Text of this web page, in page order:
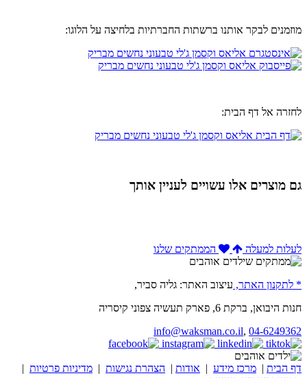
מוזמנים לבקר אותנו ברשתות החברתיות בלחיצה על הלוגו:
לחזרה אל דף הבית:
גם מוצרים אלו עשויים לעניין אותך
לעלות למעלה הממתקים שלנו
* לתקנון האתר, עיצוב האתר: גליה סביר,
חנות היבואן, ברקת 6, פארק תעשיה צפוני קיסריה
info@waksman.co.il, 04-6249362
דף הבית | מרכז מידע | אודות | הצהרת נגישות | מדיניות פרטיות |